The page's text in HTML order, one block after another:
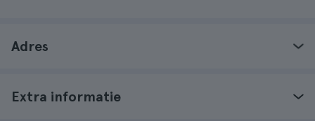
Adres
Extra informatie